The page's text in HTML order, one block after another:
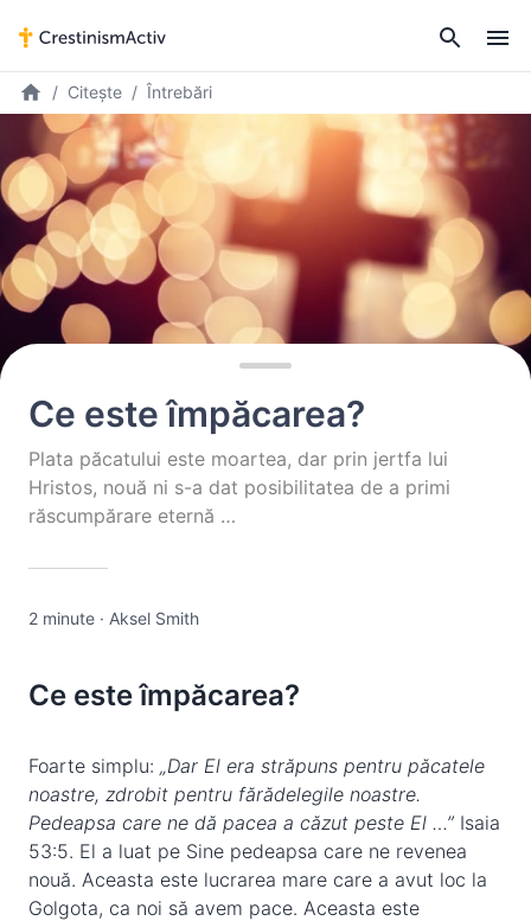
Citește Întrebări
Ce este împăcarea?
Plata păcatului este moartea, dar prin jertfa lui
Hristos, nouă ni s-a dat posibilitatea de a primi
răscumpărare eternă …
2 minute · Aksel Smith
Ce este împăcarea?
Foarte simplu: „Dar El era străpuns pentru păcatele
noastre, zdrobit pentru fărădelegile noastre.
Pedeapsa care ne dă pacea a căzut peste El …” Isaia
53:5. El a luat pe Sine pedeapsa care ne revenea
nouă. Aceasta este lucrarea mare care a avut loc la
Golgota, ca noi să avem pace. Aceasta este